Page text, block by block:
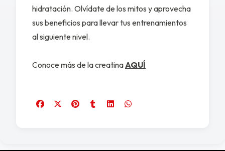
hidratación. Olvídate de los mitos y aprovecha
sus beneficios para llevar tus entrenamientos
al siguiente nivel.
Conoce más de la creatinaAQUÍ